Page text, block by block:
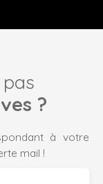
?
à votre
mail !